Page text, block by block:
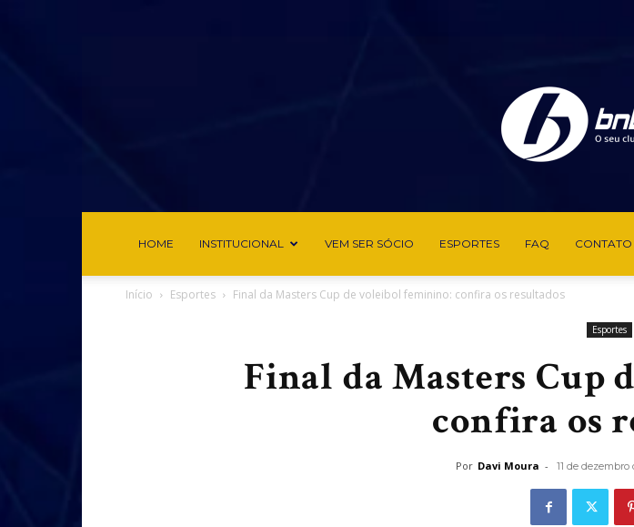
HOME INSTITUCIONAL VEM SER SÓCIO ESPORTES FAQ CONTATO
Início Esportes Final da Masters Cup de voleibol feminino: confira os resultados
Esportes
Final da Masters Cup
confira os
Por Davi Moura - 11 de dezembro